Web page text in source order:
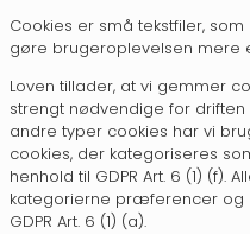
Cookies er små tekstfiler,
gøre brugeroplevelsen mere
Loven tillader, at vi gemmer
strengt nødvendige for
andre typer cookies har vi
cookies, der kategoriseres
henhold til GDPR Art. 6 (1) (f).
kategorierne præferencer og
GDPR Art. 6 (1) (a).